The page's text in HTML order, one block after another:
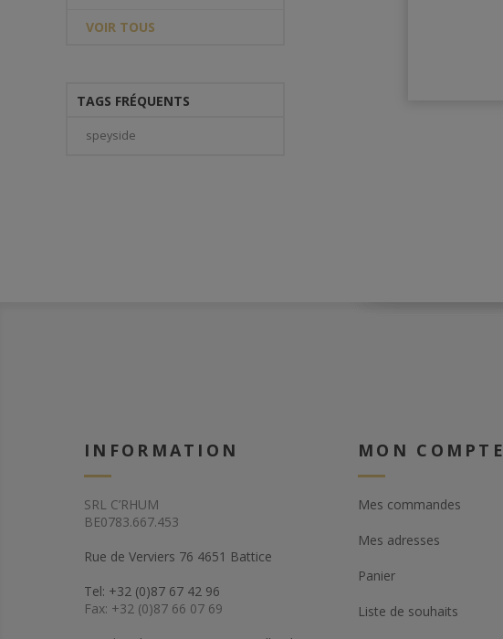
VOIR TOUS
TAGS FRÉQUENTS
speyside
INFORMATION
SRL C’RHUM
BE0783.667.453
Rue de Verviers 76 4651 Battice
Tel: +32 (0)87 67 42 96
Fax: +32 (0)87 66 07 69
MON COMPTE
Mes commandes
Mes adresses
Panier
Liste de souhaits